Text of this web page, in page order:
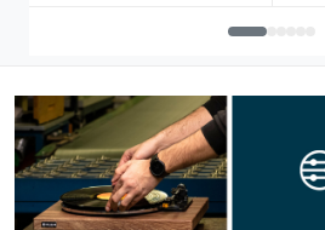
eksiksiz olması gerekmektedir. Satın
göndermeden önce mutlaka
geçerek bilgi veriniz.
İade ve değişim koşulları, ürün
gösterebilir. Lütfen satın almadan